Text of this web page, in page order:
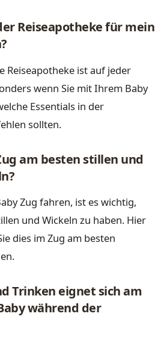
Reiseapotheke für mein
Reiseapotheke ist auf jeder
wenn Sie mit Ihrem Baby
Essentials in der
sollten.
am besten stillen und
Zug fahren, ist es wichtig,
und Wickeln zu haben. Hier
dies im Zug am besten
Trinken eignet sich am
während der